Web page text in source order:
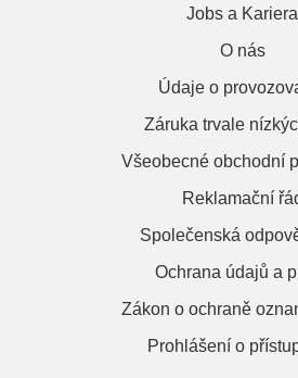
Jobs a Kariera
O nás
Údaje o
Záruka trvale
Všeobecné obchodní
Reklamační
Společenská
Ochrana údajů a
Zákon o ochraně
Prohlášení o